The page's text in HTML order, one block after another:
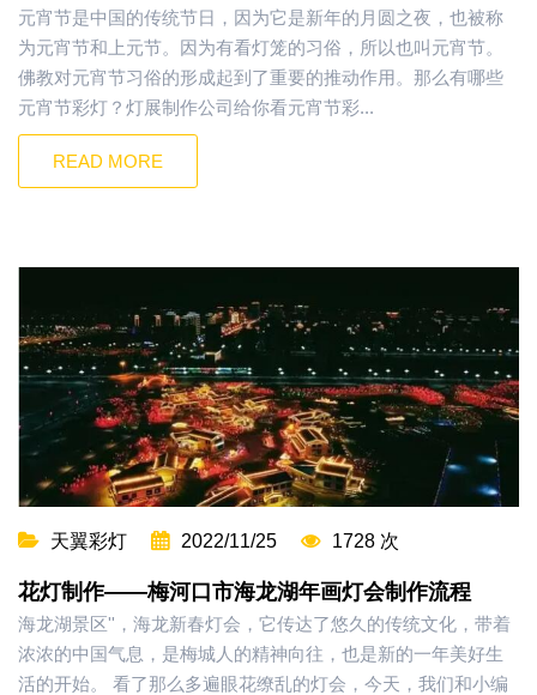
元宵节是中国的传统节日，因为它是新年的月圆之夜，也被称
为元宵节和上元节。因为有看灯笼的习俗，所以也叫元宵节。
佛教对元宵节习俗的形成起到了重要的推动作用。那么有哪些
元宵节彩灯？灯展制作公司给你看元宵节彩...
READ MORE
天翼彩灯 2022/11/25 1728 次
花灯制作——梅河口市海龙湖年画灯会制作流程
海龙湖景区''，海龙新春灯会，它传达了悠久的传统文化，带着
浓浓的中国气息，是梅城人的精神向往，也是新的一年美好生
活的开始。 看了那么多遍眼花缭乱的灯会，今天，我们和小编